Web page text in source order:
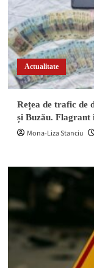
Actualitate
Rețea de trafic de
și Buzău. Flagrant
Mona-Liza Stanciu